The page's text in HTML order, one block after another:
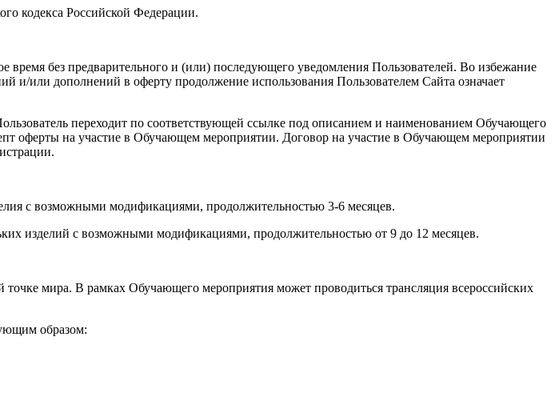
кодекса Российской Федерации.
без предварительного и (или) последующего уведомления Пользователей. Во избежание
и/или дополнений в оферту продолжение использования Пользователем Сайта означает
переходит по соответствующей ссылке под описанием и наименованием Обучающего
оферты на участие в Обучающем мероприятии. Договор на участие в Обучающем мероприятии
с возможными модификациями, продолжительностью 3-6 месяцев.
изделий с возможными модификациями, продолжительностью от 9 до 12 месяцев.
мира. В рамках Обучающего мероприятия может проводиться трансляция всероссийских
образом: